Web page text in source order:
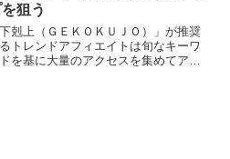
狙う
下剋上（ＧＥＫＯＫＵＪＯ）」が推奨
トレンドアフィエイトは旬なキーワ
を基に大量のアクセスを集めてアド